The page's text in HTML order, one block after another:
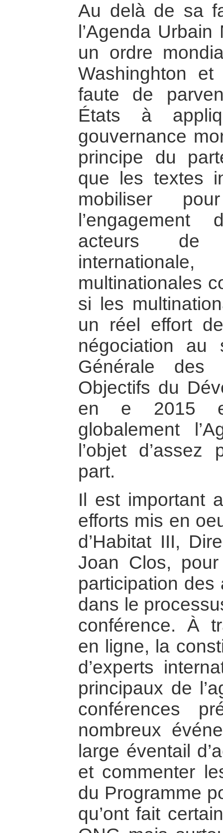
Au delà de sa
l’Agenda
un ordre
Washinghton
faute de
États à
gouvernance
principe du
que les textes
mobiliser
acteurs de
multinationales
si les
un réel effort
négociation au
Générale des
Objectifs du
en e 2015
globalement
l’objet
part.
Il est important
efforts mis en
d’Habitat III,
Joan Clos,
participation des
dans le
conférence. À
en ligne, la
d’experts
principaux de
conférences
nombreux
large éventail
et commenter
du Programme
qu’ont fait